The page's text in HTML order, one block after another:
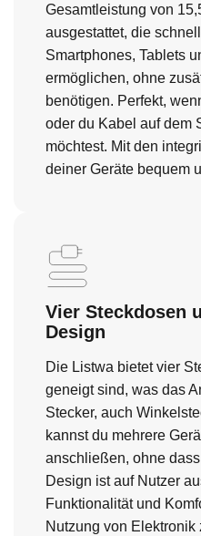
Gesamtleistung von
ausgestattet, die
Smartphones, Tablets
ermöglichen, ohne
benötigen. Perfekt,
oder du Kabel auf dem
möchtest. Mit den
deiner Geräte bequem
Vier Steckdosen
Design
Die Listwa bietet vier
geneigt sind, was das
Stecker, auch
kannst du mehrere
anschließen, ohne
Design ist auf Nutzer
Funktionalität und
Nutzung von